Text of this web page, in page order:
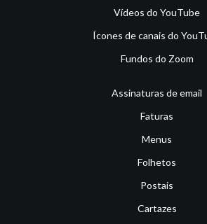
Vídeos do YouTube
Ícones de canais do
Fundos do Zoom
Assinaturas de email
Faturas
Menus
Folhetos
Postais
Cartazes